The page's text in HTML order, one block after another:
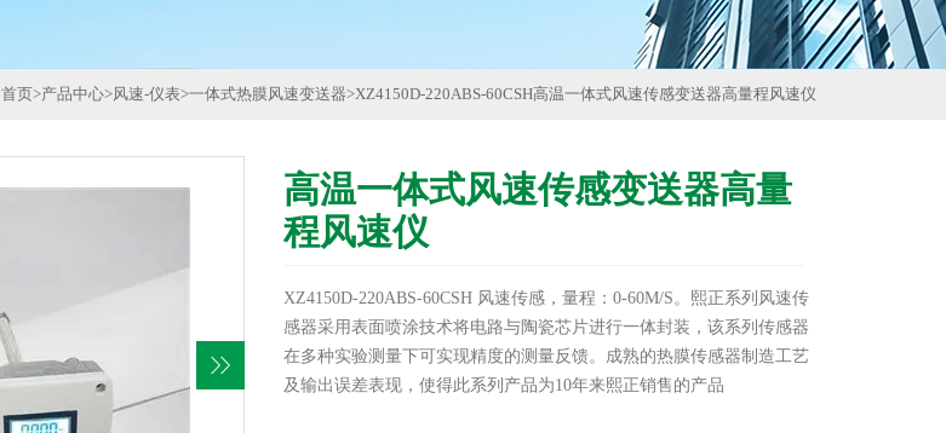
首页>产品中心>风速-仪表>一体式热膜风速变送器>XZ4150D-220ABS-60CSH高温一体式风速传感变送器高量程风速仪
高温一体式风速传感变送器高量
程风速仪
XZ4150D-220ABS-60CSH 风速传感，量程：0-60M/S。熙正系列风速传
感器采用表面喷涂技术将电路与陶瓷芯片进行一体封装，该系列传感器
在多种实验测量下可实现精度的测量反馈。成熟的热膜传感器制造工艺
及输出误差表现，使得此系列产品为10年来熙正销售的产品